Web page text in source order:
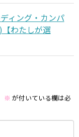
ィング・カンパ
わたしが選
※ が付いている欄は必